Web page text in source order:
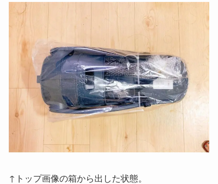
↑トップ画像の箱から出した状態。